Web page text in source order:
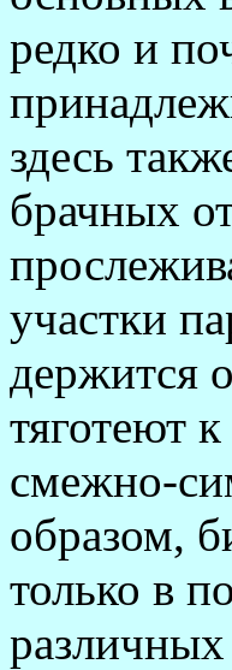
редко и
здесь
брачных
участки
держится
тяготеют
смежно-
образом,
только в